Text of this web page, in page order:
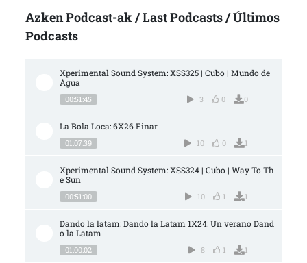
Azken Podcast-ak / Last Podcasts / Últimos
Podcasts
Xperimental Sound System: XSS325 | Cubo | Mundo de
Agua
00:51:45 3 0 0
La Bola Loca: 6X26 Einar
01:07:39 10 0 1
Xperimental Sound System: XSS324 | Cubo | Way To Th
e Sun
00:51:00 10 1 1
Dando la latam: Dando la Latam 1X24: Un verano Dand
o la Latam
01:00:02 8 1 1